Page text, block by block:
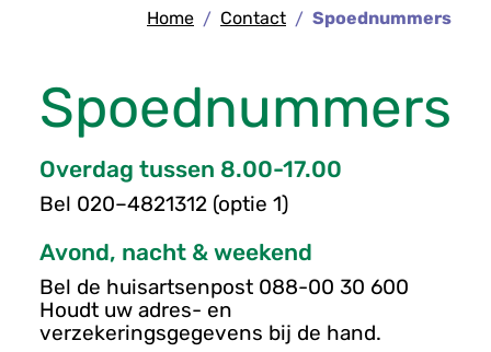
d
m
n
u
Home Contact Spoednummers
Spoednummers
Overdag tussen 8.00-17.00
Bel 020–4821312 (optie 1)
Avond, nacht & weekend
Bel de huisartsenpost 088-00 30 600
Houdt uw adres- en
verzekeringsgegevens bij de hand.